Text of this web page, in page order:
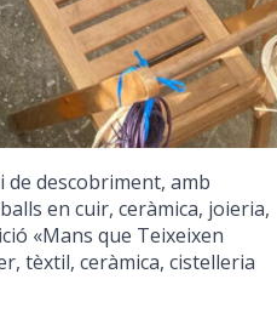
descobriment, amb
en cuir, ceràmica, joieria,
«Mans que Teixeixen
tèxtil, ceràmica, cistelleria